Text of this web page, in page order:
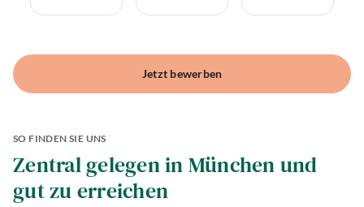
Parodontologie
Hochwertiger
Ästhetische
Zahnerhaltung
Jetzt bewerben
SO FINDEN SIE UNS
Zentral gelegen in München und
gut zu erreichen